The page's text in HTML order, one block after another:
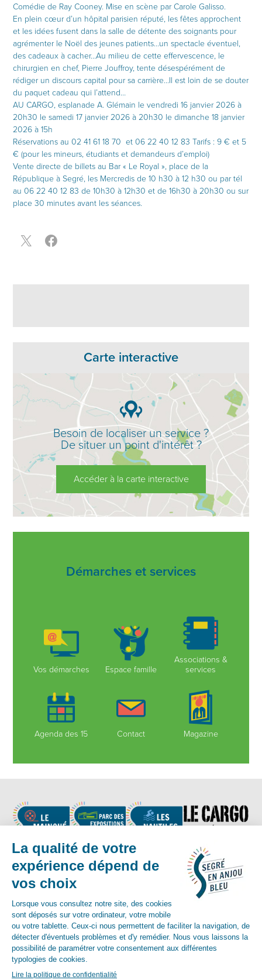
Comédie de Ray Cooney. Mise en scène par Carole Galisso.
En plein cœur d’un hôpital parisien réputé, les fêtes approchent
et les idées fusent dans la salle de détente des soignants pour
agrémenter le Noël des jeunes patients…un spectacle éventuel,
des cadeaux à cacher…Au milieu de cette effervescence, le
chirurgien en chef, Pierre Jouffroy, tente désespérément de
rédiger un discours capital pour sa carrière…Il est loin de se douter
du paquet cadeau qui l’attend…
AU CARGO, esplanade A. Glémain le vendredi 16 janvier 2026 à
20h30 le samedi 17 janvier 2026 à 20h30 le dimanche 18 janvier
2026 à 15h
Réservations au 02 41 61 18 70 et 06 22 40 12 83 Tarifs : 9 € et 5
€ (pour les mineurs, étudiants et demandeurs d’emploi)
Vente directe de billets au Bar « Le Royal », place de la
République à Segré, les Mercredis de 10 h30 à 12 h30 ou par tél
au 06 22 40 12 83 de 10h30 à 12h30 et de 16h30 à 20h30 ou sur
place 30 minutes avant les séances.
Carte interactive
Besoin de localiser un service ?
De situer un point d'intérêt ?
Accéder à la carte interactive
Démarches et services
Vos démarches Espace famille
Associations &
services
Agenda des 15 Contact Magazine
Contact :
02 41 92 17 83
-
contact@segreenanjoubleu.fr
English Allemandespagnol